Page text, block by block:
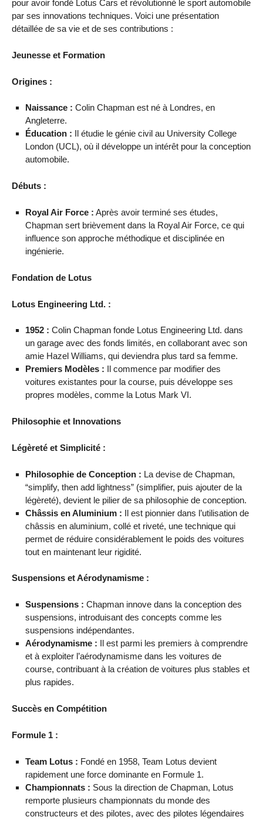
pour avoir fondé Lotus Cars et révolutionné le sport automobile
par ses innovations techniques. Voici une présentation
détaillée de sa vie et de ses contributions :
Jeunesse et Formation
Origines :
Naissance : Colin Chapman est né à Londres, en
Angleterre.
Éducation : Il étudie le génie civil au University College
London (UCL), où il développe un intérêt pour la conception
automobile.
Débuts :
Royal Air Force : Après avoir terminé ses études,
Chapman sert brièvement dans la Royal Air Force, ce qui
influence son approche méthodique et disciplinée en
ingénierie.
Fondation de Lotus
Lotus Engineering Ltd. :
1952 : Colin Chapman fonde Lotus Engineering Ltd. dans
un garage avec des fonds limités, en collaborant avec son
amie Hazel Williams, qui deviendra plus tard sa femme.
Premiers Modèles : Il commence par modifier des
voitures existantes pour la course, puis développe ses
propres modèles, comme la Lotus Mark VI.
Philosophie et Innovations
Légèreté et Simplicité :
Philosophie de Conception : La devise de Chapman,
“simplify, then add lightness” (simplifier, puis ajouter de la
légèreté), devient le pilier de sa philosophie de conception.
Châssis en Aluminium : Il est pionnier dans l’utilisation de
châssis en aluminium, collé et riveté, une technique qui
permet de réduire considérablement le poids des voitures
tout en maintenant leur rigidité.
Suspensions et Aérodynamisme :
Suspensions : Chapman innove dans la conception des
suspensions, introduisant des concepts comme les
suspensions indépendantes.
Aérodynamisme : Il est parmi les premiers à comprendre
et à exploiter l’aérodynamisme dans les voitures de
course, contribuant à la création de voitures plus stables et
plus rapides.
Succès en Compétition
Formule 1 :
Team Lotus : Fondé en 1958, Team Lotus devient
rapidement une force dominante en Formule 1.
Championnats : Sous la direction de Chapman, Lotus
remporte plusieurs championnats du monde des
constructeurs et des pilotes, avec des pilotes légendaires